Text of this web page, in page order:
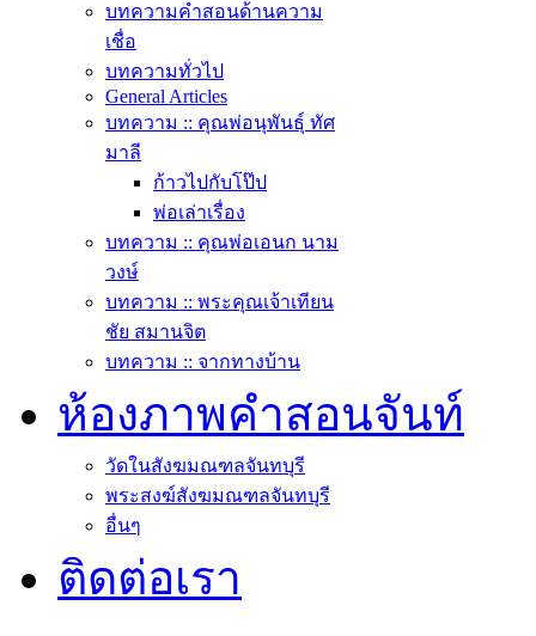
บทความคำสอนด้านความ
เชื่อ
บทความทั่วไป
General Articles
บทความ :: คุณพ่อนุพันธุ์ ทัศ
มาลี
ก้าวไปกับโป๊ป
พ่อเล่าเรื่อง
บทความ :: คุณพ่อเอนก นาม
วงษ์
บทความ :: พระคุณเจ้าเทียน
ชัย สมานจิต
บทความ :: จากทางบ้าน
ห้องภาพคำสอนจันท์
วัดในสังฆมณฑลจันทบุรี
พระสงฆ์สังฆมณฑลจันทบุรี
อื่นๆ
ติดต่อเรา